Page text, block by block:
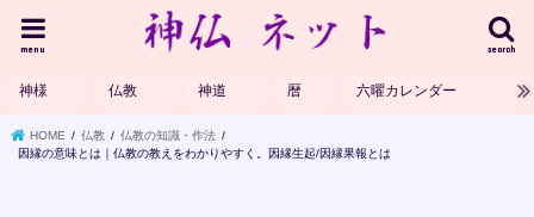
search
menu
神様 仏教 神道 暦 六曜カレンダー
HOME 仏教
仏教の知識・作法
因縁の意味とは｜仏教の教えをわかりやすく。因縁生起/因縁果報とは